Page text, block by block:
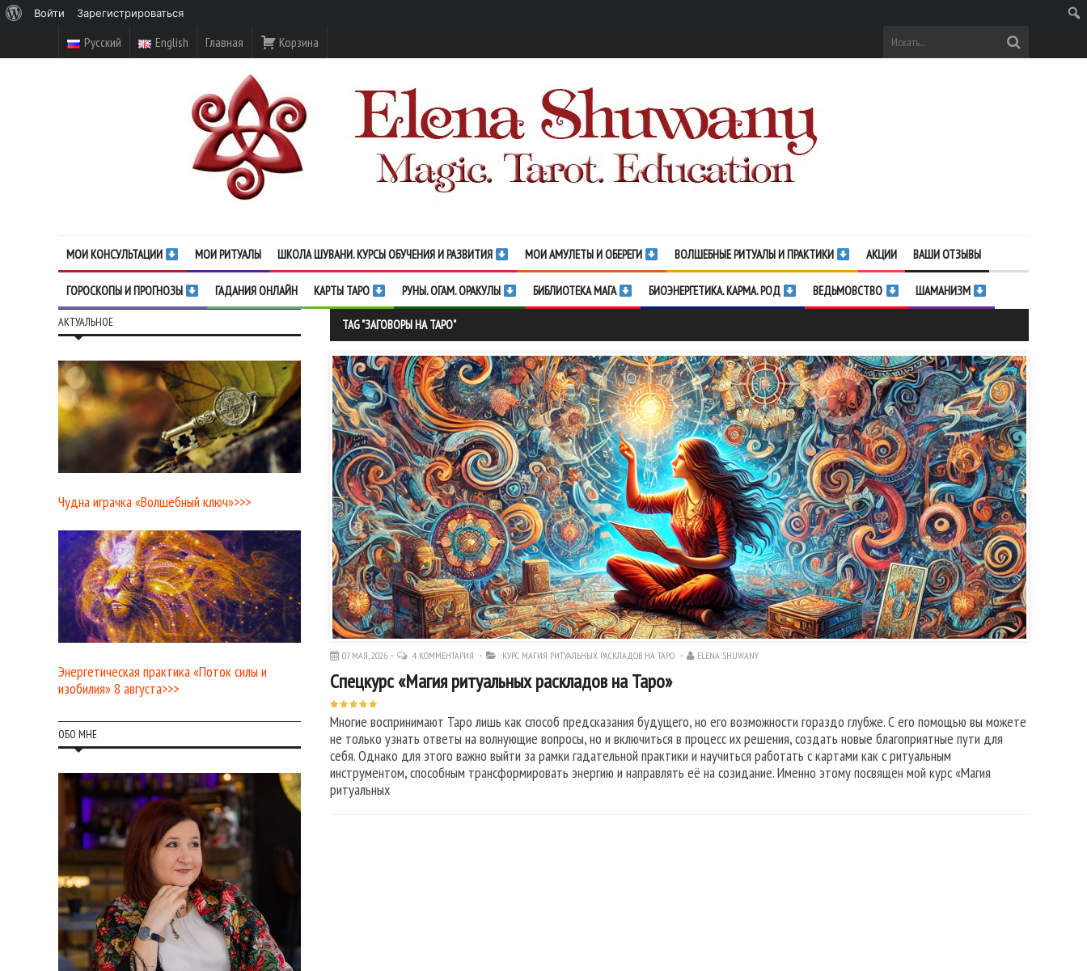
Русский English Главная Корзина
МОИ КОНСУЛЬТАЦИИ МОИ РИТУАЛЫ ШКОЛА ШУВАНИ. КУРСЫ ОБУЧЕНИЯ И РАЗВИТИЯ МОИ АМУЛЕТЫ И ОБЕРЕГИ ВОЛШЕБНЫЕ РИТУАЛЫ И ПРАКТИКИ АКЦИИ ВАШИ ОТЗЫВЫ
ГОРОСКОПЫ И ПРОГНОЗЫ ГАДАНИЯ ОНЛАЙН КАРТЫ ТАРО РУНЫ. ОГАМ. ОРАКУЛЫ БИБЛИОТЕКА МАГА БИОЭНЕРГЕТИКА. КАРМА. РОД ВЕДЬМОВСТВО ШАМАНИЗМ
TAG "ЗАГОВОРЫ НА ТАРО"
07 МАЯ, 2026 4 КОММЕНТАРИЯ КУРС МАГИЯ РИТУАЛЬНЫХ РАСКЛАДОВ НА ТАРО ELENA SHUWANY
Спецкурс «Магия ритуальных раскладов на Таро»
Многие воспринимают Таро лишь как способ предсказания будущего, но его возможности гораздо глубже. С его помощью вы можете
не только узнать ответы на волнующие вопросы, но и включиться в процесс их решения, создать новые благоприятные пути для
себя. Однако для этого важно выйти за рамки гадательной практики и научиться работать с картами как с ритуальным
инструментом, способным трансформировать энергию и направлять её на созидание. Именно этому посвящен мой курс «Магия
ритуальных
АКТУАЛЬНОЕ
Чудна играчка «Волшебный ключ»>>>
Энергетическая практика «Поток силы и
изобилия» 8 августа>>>
ОБО МНЕ
WordPress
Войти Зарегистрироваться